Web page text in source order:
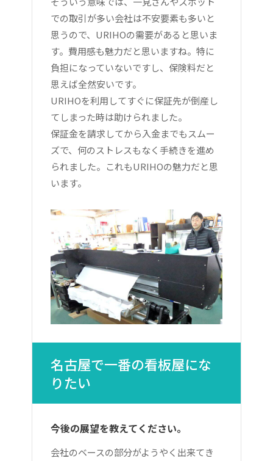
での取引が多い会社は不安要素も多いと
思うので、URIHOの需要があると思いま
す。費用感も魅力だと思いますね。特に
負担になっていないですし、保険料だと
思えば全然安いです。
URIHOを利用してすぐに保証先が倒産し
てしまった時は助けられました。
保証金を請求してから入金までもスムー
ズで、何のストレスもなく手続きを進め
られました。これもURIHOの魅力だと思
います。
名古屋で一番の看板屋にな
りたい
今後の展望を教えてください。
会社のベースの部分がようやく出来てき